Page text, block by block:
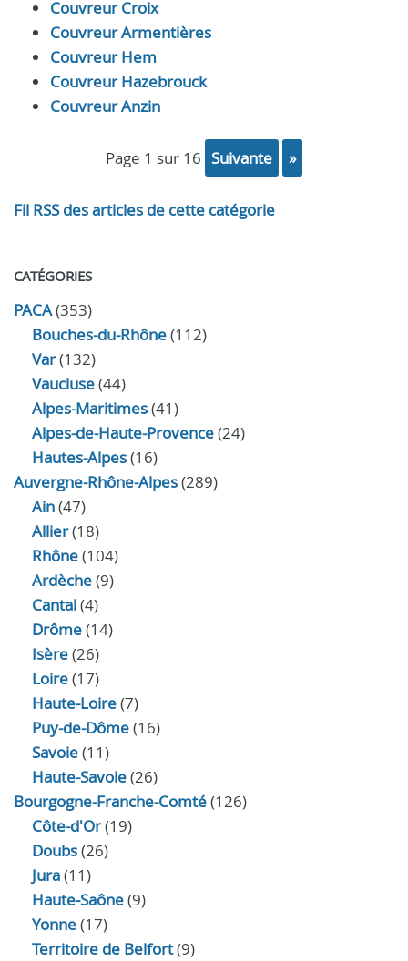
Couvreur Croix
Couvreur Armentières
Couvreur Hem
Couvreur Hazebrouck
Couvreur Anzin
page 1 sur 16 suivante »
Fil RSS des articles de cette catégorie
CATÉGORIES
PACA(353)
Bouches-du-Rhône(112)
Var(132)
Vaucluse(44)
Alpes-Maritimes(41)
Alpes-de-Haute-Provence(24)
Hautes-Alpes(16)
Auvergne-Rhône-Alpes(289)
Ain(47)
Allier(18)
Rhône(104)
Ardèche(9)
Cantal(4)
Drôme(14)
Isère(26)
Loire(17)
Haute-Loire(7)
Puy-de-Dôme(16)
Savoie(11)
Haute-Savoie(26)
Bourgogne-Franche-Comté(126)
Côte-d'Or(19)
Doubs(26)
Jura(11)
Haute‑Saône(9)
Yonne(17)
Territoire de Belfort(9)